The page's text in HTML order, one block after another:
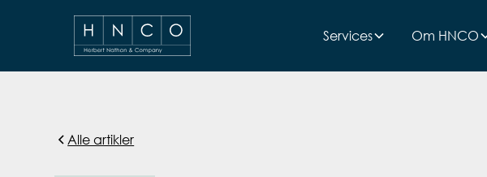
Services Om HNCO
Alle artikler